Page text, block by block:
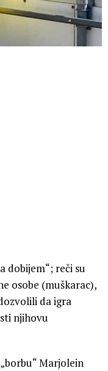
dobijem“; reči su
osobe (muškarac),
da igra
njihovu
Marjolein